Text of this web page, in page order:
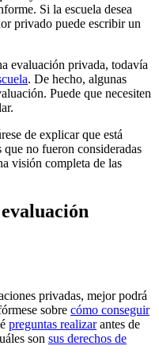
Si la escuela desea
privado puede escribir un
evaluación privada, todavía
. De hecho, algunas
Puede que necesiten
de explicar que está
que no fueron consideradas
visión completa de las
privadas, mejor podrá
sobre cómo conseguir
preguntas realizarantes de
son sus derechos de